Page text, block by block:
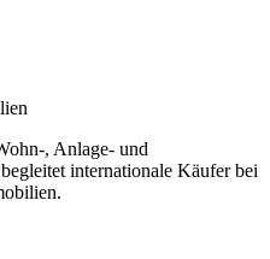
, Anlage- und
internationale Käufer bei